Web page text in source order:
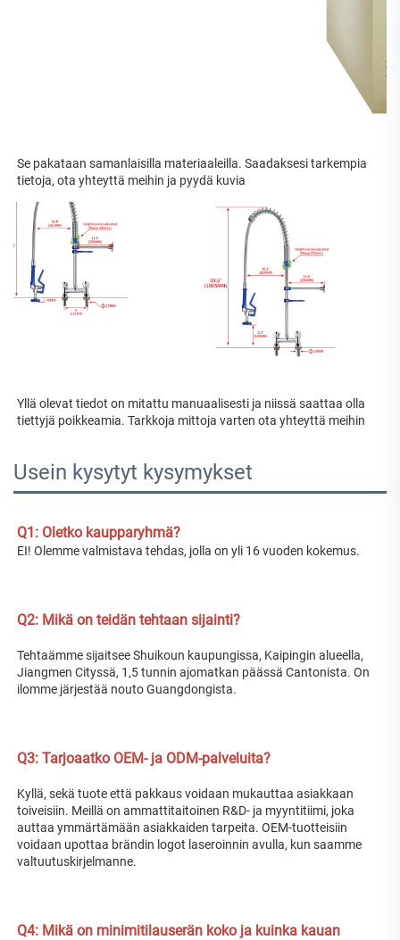
Se pakataan samanlaisilla materiaaleilla. Saadaksesi tarkempia
tietoja, ota yhteyttä meihin ja pyydä kuvia
Yllä olevat tiedot on mitattu manuaalisesti ja niissä saattaa olla
tiettyjä poikkeamia. Tarkkoja mittoja varten ota yhteyttä meihin
Usein kysytyt kysymykset
Q1: Oletko kaupparyhmä?
EI! Olemme valmistava tehdas, jolla on yli 16 vuoden kokemus.
Q2: Mikä on teidän tehtaan sijainti?
Tehtaämme sijaitsee Shuikoun kaupungissa, Kaipingin alueella,
Jiangmen Cityssä, 1,5 tunnin ajomatkan päässä Cantonista. On
ilomme järjestää nouto Guangdongista.
Q3: Tarjoaatko OEM- ja ODM-palveluita?
Kyllä, sekä tuote että pakkaus voidaan mukauttaa asiakkaan
toiveisiin. Meillä on ammattitaitoinen R&D- ja myyntitiimi, joka
auttaa ymmärtämään asiakkaiden tarpeita. OEM-tuotteisiin
voidaan upottaa brändin logot laseroinnin avulla, kun saamme
valtuutuskirjelmanne.
Q4: Mikä on minimitilauserän koko ja kuinka kauan